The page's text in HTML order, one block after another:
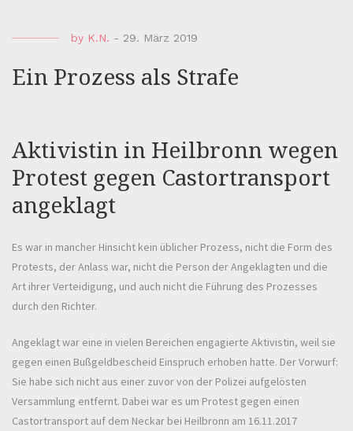
by K.N. - 29. März 2019
Ein Prozess als Strafe
Aktivistin in Heilbronn wegen
Protest gegen Castortransport
angeklagt
Es war in mancher Hinsicht kein üblicher Prozess, nicht die Form des
Protests, der Anlass war, nicht die Person der Angeklagten und die
Art ihrer Verteidigung, und auch nicht die Führung des Prozesses
durch den Richter.
Angeklagt war eine in vielen Bereichen engagierte Aktivistin, weil sie
gegen einen Bußgeldbescheid Einspruch erhoben hatte. Der Vorwurf:
Sie habe sich nicht aus einer zuvor von der Polizei aufgelösten
Versammlung entfernt. Dabei war es um Protest gegen einen
Castortransport auf dem Neckar bei Heilbronn am 16.11.2017